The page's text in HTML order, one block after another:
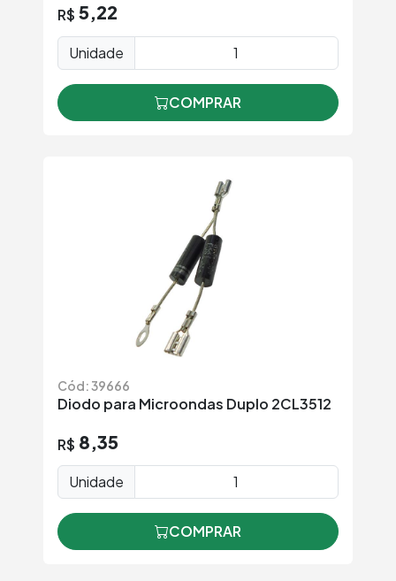
R$ 5,22
Unidade
COMPRAR
Cód: 39666
Diodo para Microondas Duplo 2CL3512
R$ 8,35
Unidade
COMPRAR